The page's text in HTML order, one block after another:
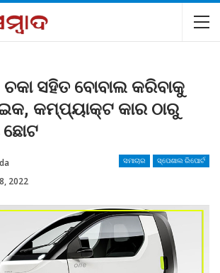
ଚକା ସହିତ ବୋବାଲ କରିବାକୁ
କମ୍ପ୍ୟାକ୍ଟ କାର ଠାରୁ
ଛୋଟ
ସମାଚାର ସ୍ପେଶାଲ ରିପୋର୍ଟ
2022